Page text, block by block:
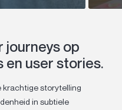
journeys op
en user stories.
krachtige storytelling
in subtiele